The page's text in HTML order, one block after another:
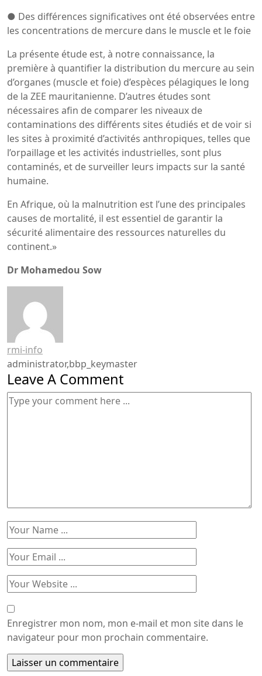
● Des différences significatives ont été observées entre
les concentrations de mercure dans le muscle et le foie
La présente étude est, à notre connaissance, la
première à quantifier la distribution du mercure au sein
d’organes (muscle et foie) d’espèces pélagiques le long
de la ZEE mauritanienne. D’autres études sont
nécessaires afin de comparer les niveaux de
contaminations des différents sites étudiés et de voir si
les sites à proximité d’activités anthropiques, telles que
l’orpaillage et les activités industrielles, sont plus
contaminés, et de surveiller leurs impacts sur la santé
humaine.
En Afrique, où la malnutrition est l’une des principales
causes de mortalité, il est essentiel de garantir la
sécurité alimentaire des ressources naturelles du
continent.»
Dr Mohamedou Sow
rmi-info
administrator,bbp_keymaster
Leave A Comment
Enregistrer mon nom, mon e-mail et mon site dans le
navigateur pour mon prochain commentaire.